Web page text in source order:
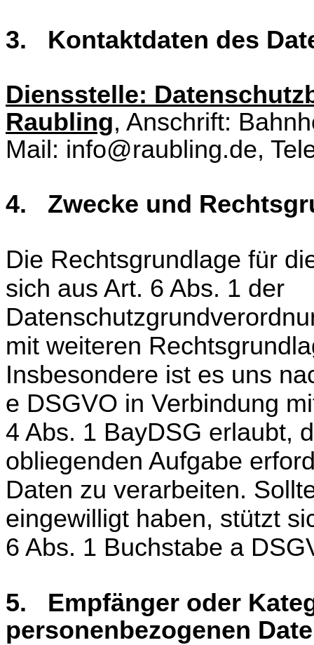
3. Kontaktdaten des
Diensstelle:
Raubling, Anschrift:
Mail: info@raubling.de,
4. Zwecke und
Die Rechtsgrundlage für
sich aus Art. 6 Abs. 1 der
mit weiteren
Insbesondere ist es uns
e DSGVO in Verbindung
4 Abs. 1 BayDSG erlaubt,
obliegenden Aufgabe
Daten zu verarbeiten.
eingewilligt haben, stützt
6 Abs. 1 Buchstabe a
5. Empfänger oder
personenbezogenen